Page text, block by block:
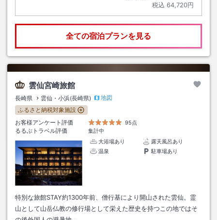
税込 64,720円
全ての宿泊プランを見る
雲仙宮崎旅館
長崎県 雲仙・小浜(長崎県)
地図
ふるさと納税対象施設
お客様アンケート評価
95点
るるぶトラベル評価
集計中
大浴場あり
露天風呂あり
温泉
駐車場あり
特別な旅館STAY約1300年前、僧行基により開山された雲仙。霊
山として山岳仏教の修行場として栄えた歴史を持つこの地ではそ